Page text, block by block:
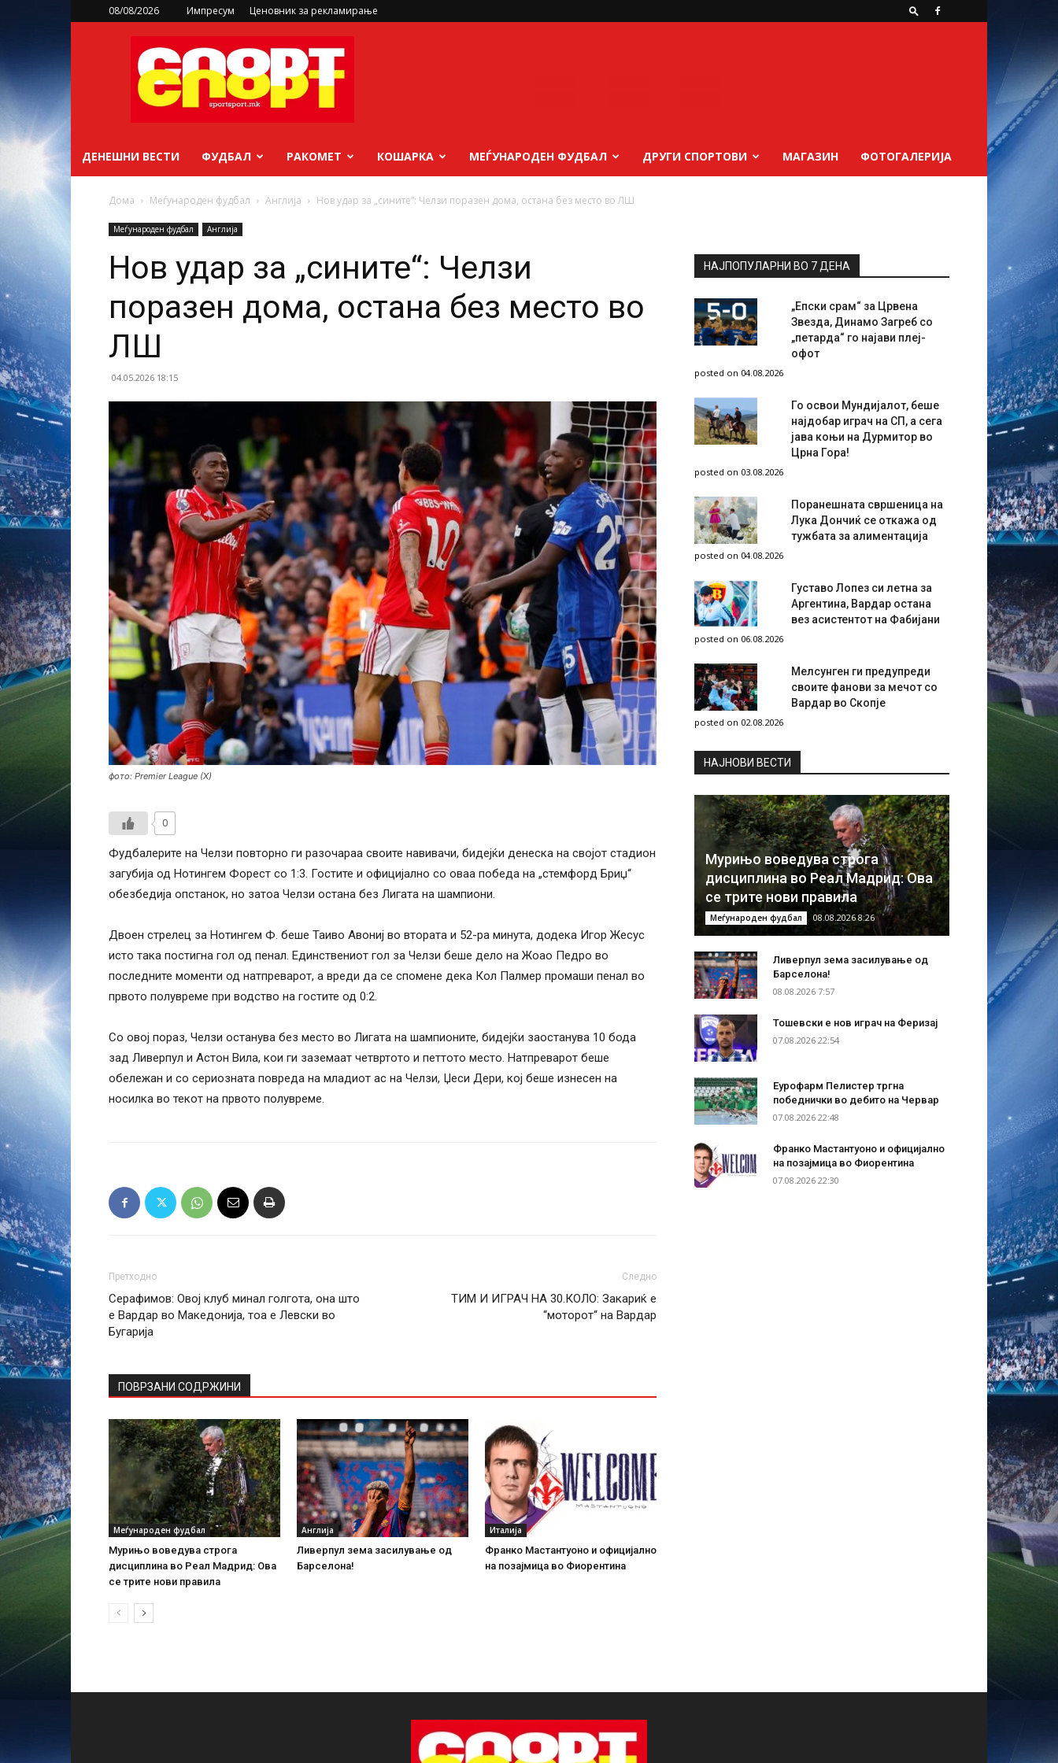
08/08/2026 Импресум Ценовник за рекламирање
sportsport.mk
ДЕНЕШНИ ВЕСТИ ФУДБАЛ РАКОМЕТ КОШАРКА МЕЃУНАРОДЕН ФУДБАЛ ДРУГИ СПОРТОВИ МАГАЗИН ФОТОГАЛЕРИЈА
Дома Меѓународен фудбал Англија Нов удар за „сините“: Челзи поразен дома, остана без место во ЛШ
Меѓународен фудбал Англија
Нов удар за „сините“: Челзи
поразен дома, остана без место во
ЛШ
04.05.2026 18:15
фото: Premier League (X)
0
Фудбалерите на Челзи повторно ги разочараа своите навивачи, бидејќи денеска на својот стадион
загубија од Нотингем Форест со 1:3. Гостите и официјално со оваа победа на „стемфорд Бриџ“
обезбедија опстанок, но затоа Челзи остана без Лигата на шампиони.
Двоен стрелец за Нотингем Ф. беше Таиво Авониј во втората и 52-ра минута, додека Игор Жесус
исто така постигна гол од пенал. Единствениот гол за Челзи беше дело на Жоао Педро во
последните моменти од натпреварот, а вреди да се спомене дека Кол Палмер промаши пенал во
првото полувреме при водство на гостите од 0:2.
Со овој пораз, Челзи останува без место во Лигата на шампионите, бидејќи заостанува 10 бода
зад Ливерпул и Астон Вила, кои ги заземаат четвртото и петтото место. Натпреварот беше
обележан и со сериозната повреда на младиот ас на Челзи, Џеси Дери, кој беше изнесен на
носилка во текот на првото полувреме.
Претходно
Серафимов: Овој клуб минал голгота, она што
е Вардар во Македонија, тоа е Левски во
Бугарија
Следно
ТИМ И ИГРАЧ НА 30.КОЛО: Закариќ е
“моторот“ на Вардар
ПОВРЗАНИ СОДРЖИНИ
Меѓународен фудбал
Мурињо воведува строга
дисциплина во Реал Мадрид: Ова
се трите нови правила
Англија
Ливерпул зема засилување од
Барселона!
Италија
Франко Мастантуоно и официјално
на позајмица во Фиорентина
НАЈПОПУЛАРНИ ВО 7 ДЕНА
„Епски срам“ за Црвена
Звезда, Динамо Загреб со
„петарда“ го најави плеј-
офот
posted on 04.08.2026
Го освои Мундијалот, беше
најдобар играч на СП, а сега
јава коњи на Дурмитор во
Црна Гора!
posted on 03.08.2026
Поранешната свршеница на
Лука Дончиќ се откажа од
тужбата за алиментација
posted on 04.08.2026
Густаво Лопез си летна за
Аргентина, Вардар остана
вез асистентот на Фабијани
posted on 06.08.2026
Мелсунген ги предупреди
своите фанови за мечот со
Вардар во Скопје
posted on 02.08.2026
НAЈНОВИ ВЕСТИ
Мурињо воведува строга
дисциплина во Реал Мадрид: Ова
се трите нови правила
Меѓународен фудбал 08.08.2026 8:26
Ливерпул зема засилување од
Барселона!
08.08.2026 7:57
Тошевски е нов играч на Феризај
07.08.2026 22:54
Еурофарм Пелистер тргна
победнички во дебито на Червар
07.08.2026 22:48
Франко Мастантуоно и официјално
на позајмица во Фиорентина
07.08.2026 22:30